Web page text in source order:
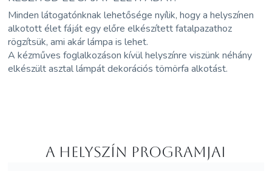
Minden látogatónknak lehetősége nyílik, hogy a helyszínen
alkotott élet fáját egy előre elkészített fatalpazathoz
rögzítsük, ami akár lámpa is lehet.
A kézműves foglalkozáson kívül helyszínre viszünk néhány
elkészült asztal lámpát dekorációs tömörfa alkotást.
A helyszín programjai